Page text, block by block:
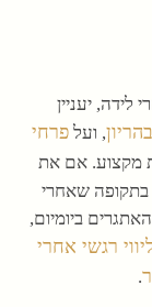
יעניין
, ועל פרחי
מקצוע. אם את
שאחרי
ביומיום,
רגשי אחרי
.